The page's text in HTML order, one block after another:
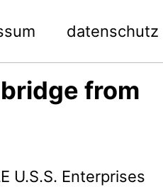
datenschutz
from
U.S.S. Enterprises